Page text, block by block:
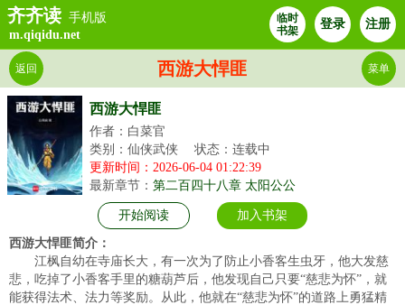
齐齐读 手机版
m.qiqidu.net
临时
书架
登录 注册
西游大悍匪
返回 菜单
西游大悍匪
作者：白菜官
类别：仙侠武侠
状态：连载中
更新时间：2026-06-04 01:22:39
最新章节： 第二百四十八章 太阳公公
开始阅读 加入书架
西游大悍匪简介：
江枫自幼在寺庙长大，有一次为了防止小香客生虫牙，他大发慈
悲，吃掉了小香客手里的糖葫芦后，他发现自己只要“慈悲为怀”，就
能获得法术、法力等奖励。从此，他就在“慈悲为怀”的道路上勇猛精